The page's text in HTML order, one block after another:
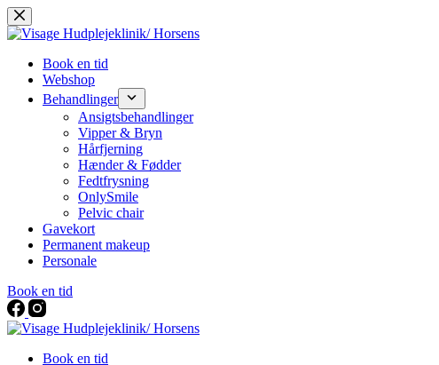
Skip
to
Book en tid
Webshop
Behandlinger
Ansigtsbehandlinger
Vipper & Bryn
Hårfjerning
Hænder & Fødder
Fedtfrysning
OnlySmile
Pelvic chair
Gavekort
Permanent makeup
Personale
Book en tid
Book en tid